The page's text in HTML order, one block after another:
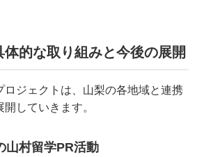
的な取り組みと今後の展開
ロジェクトは、山梨の各地域と連携
していきます。
山村留学PR活動